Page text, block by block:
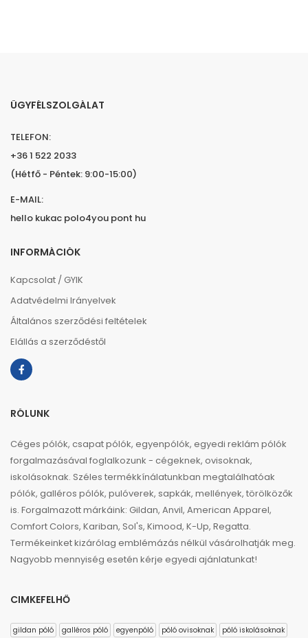
ÜGYFÉLSZOLGÁLAT
TELEFON:
+36 1 522 2033
(Hétfő - Péntek: 9:00-15:00)
E-MAIL:
hello kukac polo4you pont hu
INFORMÁCIÓK
Kapcsolat / GYIK
Adatvédelmi Irányelvek
Általános szerződési feltételek
Elállás a szerződéstől
RÓLUNK
Céges pólók, csapat pólók, egyenpólók, egyedi reklám pólók
forgalmazásával foglalkozunk - cégeknek, ovisoknak,
iskolásoknak. Széles termékkínálatunkban megtalálhatóak
pólók, galléros pólók, pulóverek, sapkák, mellények, törölközők
is. Forgalmazott márkáink: Gildan, Anvil, American Apparel,
Comfort Colors, Kariban, Sol's, Kimood, K-Up, Regatta.
Termékeinket kizárólag emblémázás nélkül vásárolhatják meg.
Nagyobb mennyiség esetén kérje egyedi ajánlatunkat!
CIMKEFELHŐ
gildan póló galléros póló egyenpóló póló ovisoknak póló iskolásoknak